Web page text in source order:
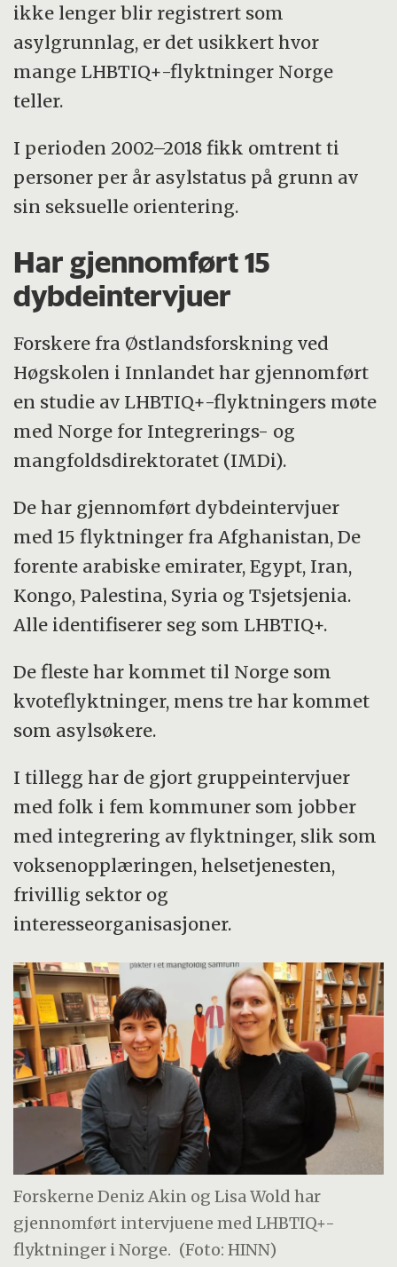
ikke lenger blir registrert som
asylgrunnlag, er det usikkert hvor
mange LHBTIQ+-flyktninger Norge
teller.
I perioden 2002–2018 fikk omtrent ti
personer per år asylstatus på grunn av
sin seksuelle orientering.
Har gjennomført 15
dybdeintervjuer
Forskere fra Østlandsforskning ved
Høgskolen i Innlandet har gjennomført
en studie av LHBTIQ+-flyktningers møte
med Norge for Integrerings- og
mangfoldsdirektoratet (IMDi).
De har gjennomført dybdeintervjuer
med 15 flyktninger fra Afghanistan, De
forente arabiske emirater, Egypt, Iran,
Kongo, Palestina, Syria og Tsjetsjenia.
Alle identifiserer seg som LHBTIQ+.
De fleste har kommet til Norge som
kvoteflyktninger, mens tre har kommet
som asylsøkere.
I tillegg har de gjort gruppeintervjuer
med folk i fem kommuner som jobber
med integrering av flyktninger, slik som
voksenopplæringen, helsetjenesten,
frivillig sektor og
interesseorganisasjoner.
Forskerne Deniz Akin og Lisa Wold har
gjennomført intervjuene med LHBTIQ+-
flyktninger i Norge. (Foto: HINN)